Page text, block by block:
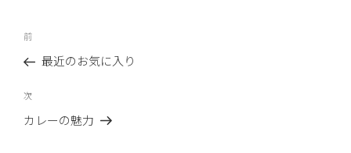
投
ナ
ビ
ゲ
前
の
稿
前
最近のお気に入り
次
の
次
カレーの魅力